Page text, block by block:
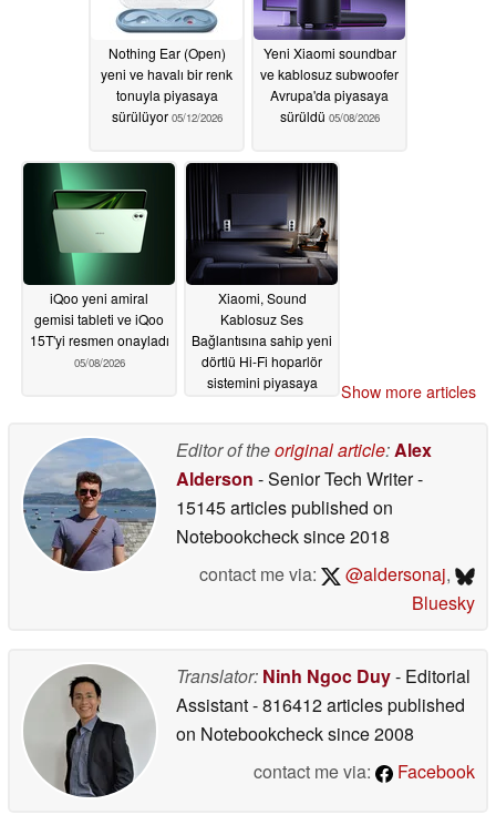
Nothing Ear (Open)
yeni ve havalı bir renk
tonuyla piyasaya
sürülüyor 05/12/2026
Yeni Xiaomi soundbar
ve kablosuz subwoofer
Avrupa'da piyasaya
sürüldü 05/08/2026
iQoo yeni amiral
gemisi tableti ve iQoo
15T'yi resmen onayladı
05/08/2026
Xiaomi, Sound
Kablosuz Ses
Bağlantısına sahip yeni
dörtlü Hi-Fi hoparlör
sistemini piyasaya
Show more articles
Editor of theoriginal article:Alex
Alderson - Senior Tech Writer-
15145 articles published on
Notebookchecksince 2018
contact me via:
@aldersonaj,
Bluesky
Translator: Ninh Ngoc Duy- Editorial
Assistant- 816412 articles published
on Notebookchecksince 2008
contact me via:
Facebook